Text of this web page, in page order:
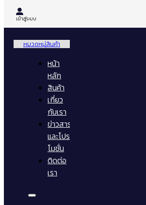
เข้าสู่ระบบ
หมวดหมู่สินค้า
หน้า
หลัก
สินค้า
เกี่ยว
กับเรา
ข่าวสาร
และโปร
โมชั่น
ติดต่อ
เรา